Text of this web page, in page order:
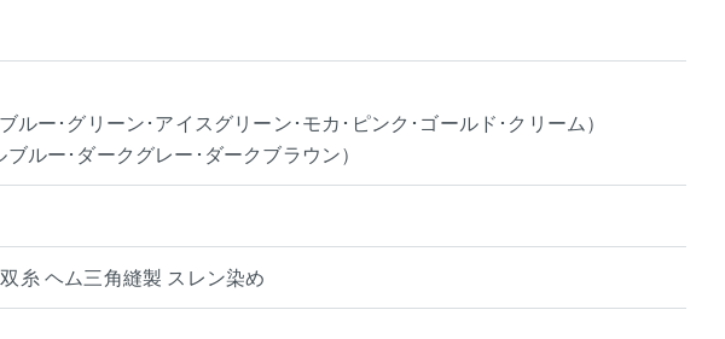
ー･グリーン･アイスグリーン･モカ･ピンク･ゴールド･クリーム）
ルー･ダークグレー･ダークブラウン）
糸 ヘム三角縫製 スレン染め